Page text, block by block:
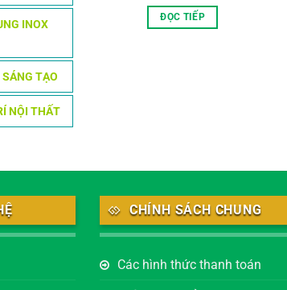
INOX
TẠO
NỘI THẤT
ĐỌC TIẾP
CHÍNH SÁCH CHUNG
Các hình thức thanh toán